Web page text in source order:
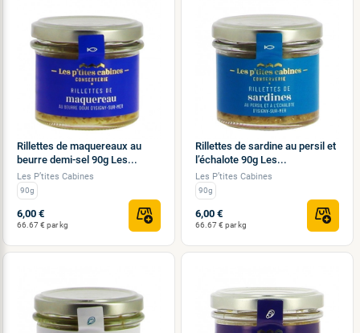
Rillettes de maquereaux au
beurre demi-sel 90g Les...
Les P’tites Cabines
90g
6,00 €
66.67 € par kg
Rillettes de sardine au persil et
l’échalote 90g Les...
Les P’tites Cabines
90g
6,00 €
66.67 € par kg